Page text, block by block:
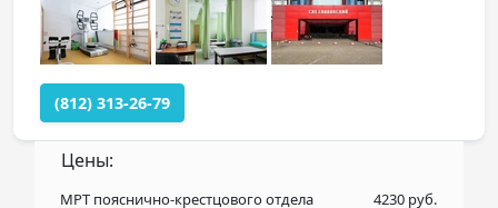
(812) 313-26-79
Цены:
МРТ пояснично-крестцового отдела
4230 руб.